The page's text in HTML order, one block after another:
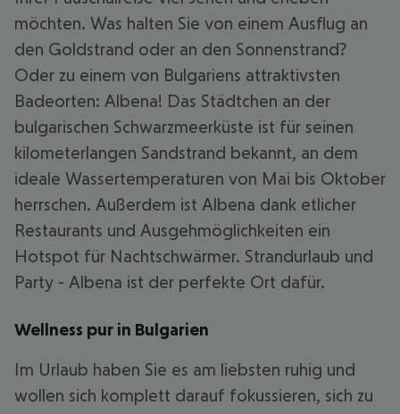
möchten. Was halten Sie von einem Ausflug an
den Goldstrand oder an den Sonnenstrand?
Oder zu einem von Bulgariens attraktivsten
Badeorten: Albena! Das Städtchen an der
bulgarischen Schwarzmeerküste ist für seinen
kilometerlangen Sandstrand bekannt, an dem
ideale Wassertemperaturen von Mai bis Oktober
herrschen. Außerdem ist Albena dank etlicher
Restaurants und Ausgehmöglichkeiten ein
Hotspot für Nachtschwärmer. Strandurlaub und
Party - Albena ist der perfekte Ort dafür.
Wellness pur in Bulgarien
Im Urlaub haben Sie es am liebsten ruhig und
wollen sich komplett darauf fokussieren, sich zu